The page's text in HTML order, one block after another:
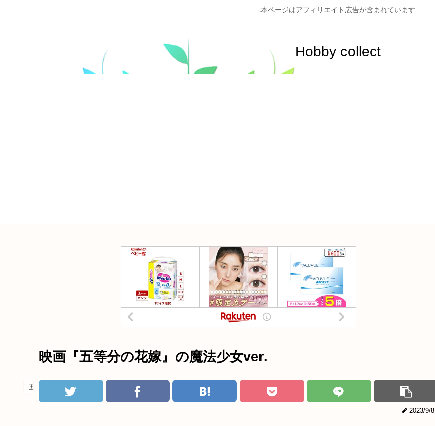
本ページはアフィリエイト広告が含まれています
Hobby collect
映画『五等分の花嫁』の魔法少女ver.
五等分の花嫁
2023/9/8